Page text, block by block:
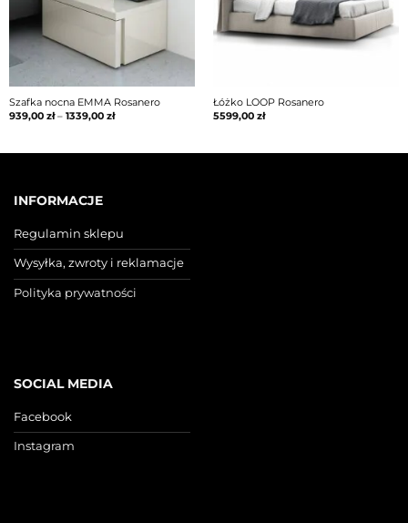
Szafka nocna EMMA Rosanero
939,00 zł– 1339,00 zł
Łóżko LOOP Rosanero
5599,00 zł
INFORMACJE
Regulamin sklepu
Wysyłka, zwroty i reklamacje
Polityka prywatności
SOCIAL MEDIA
Facebook
Instagram